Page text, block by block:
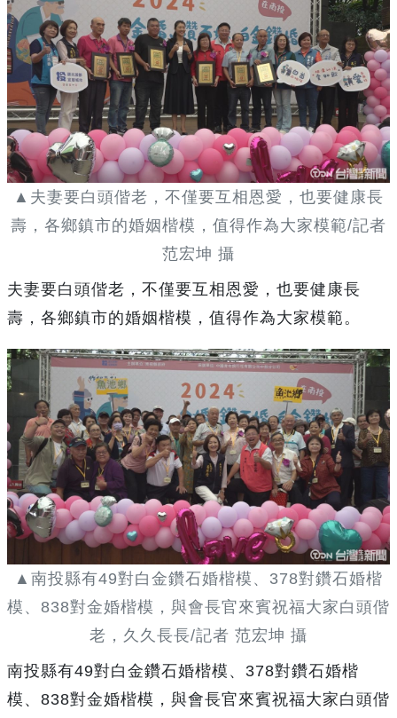
▲夫妻要白頭偕老，不僅要互相恩愛，也要健康長
壽，各鄉鎮市的婚姻楷模，值得作為大家模範/記者
范宏坤 攝
夫妻要白頭偕老，不僅要互相恩愛，也要健康長
壽，各鄉鎮市的婚姻楷模，值得作為大家模範。
▲南投縣有49對白金鑽石婚楷模、378對鑽石婚楷
模、838對金婚楷模，與會長官來賓祝福大家白頭偕
老，久久長長/記者 范宏坤 攝
南投縣有49對白金鑽石婚楷模、378對鑽石婚楷
模、838對金婚楷模，與會長官來賓祝福大家白頭偕